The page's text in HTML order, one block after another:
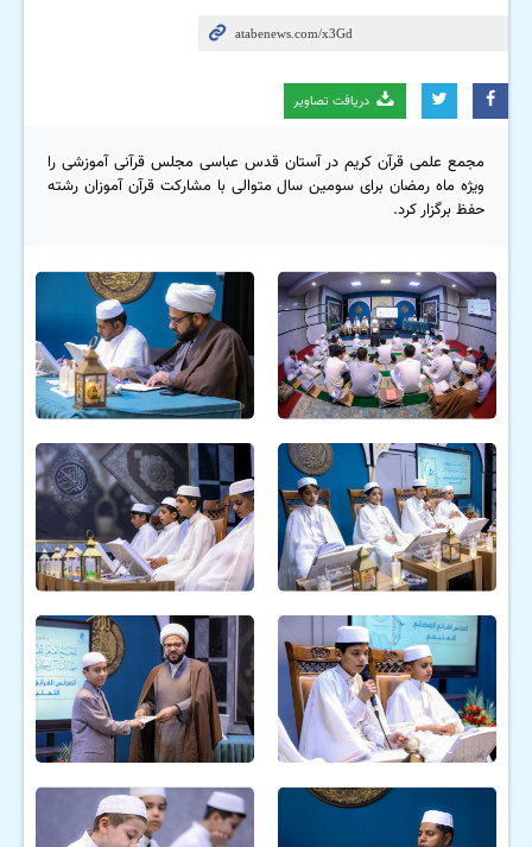
دریافت تصاویر
مجمع علمی قرآن کریم در آستان قدس عباسی مجلس قرآنی آموزشی را
ویژه ماه رمضان برای سومین سال متوالی با مشارکت قرآن آموزان رشته
حفظ برگزار کرد.